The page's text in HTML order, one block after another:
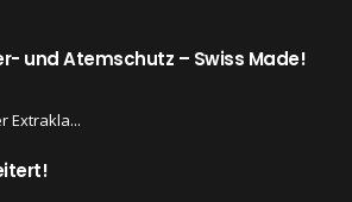
und Atemschutz – Swiss Made!
Extrakla...